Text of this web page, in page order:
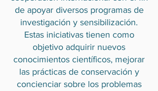
de apoyar diversos programas de
investigación y sensibilización.
Estas iniciativas tienen como
objetivo adquirir nuevos
conocimientos científicos, mejorar
las prácticas de conservación y
concienciar sobre los problemas